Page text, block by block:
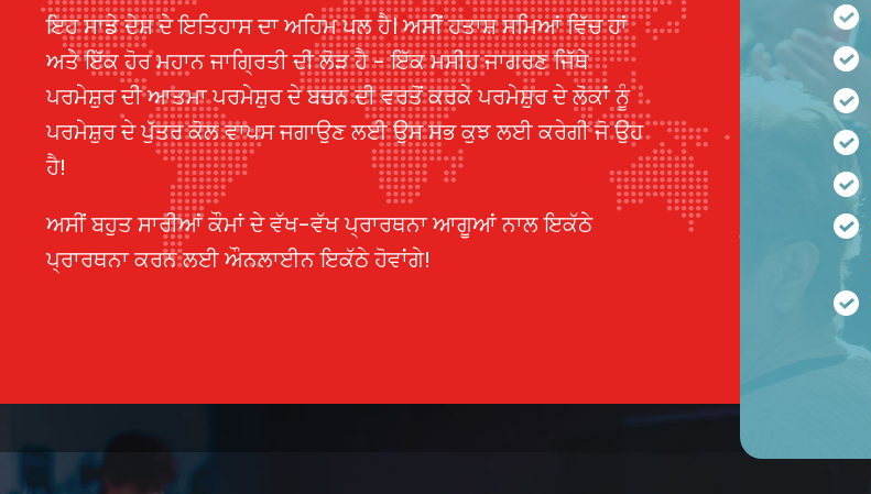
ਇਹ ਸਾਡੇ ਦੇਸ਼ ਦੇ ਇਤਿਹਾਸ ਦਾ ਅਹਿਮ ਪਲ ਹੈ। ਅਸੀਂ ਹਤਾਸ਼ ਸਮਿਆਂ ਵਿੱਚ ਹਾਂ
ਅਤੇ ਇੱਕ ਹੋਰ ਮਹਾਨ ਜਾਗ੍ਰਿਤੀ ਦੀ ਲੋੜ ਹੈ - ਇੱਕ ਮਸੀਹ ਜਾਗਰਣ ਜਿੱਥੇ
ਪਰਮੇਸ਼ੁਰ ਦੀ ਆਤਮਾ ਪਰਮੇਸ਼ੁਰ ਦੇ ਬਚਨ ਦੀ ਵਰਤੋਂ ਕਰਕੇ ਪਰਮੇਸ਼ੁਰ ਦੇ ਲੋਕਾਂ ਨੂੰ
ਪਰਮੇਸ਼ੁਰ ਦੇ ਪੁੱਤਰ ਕੋਲ ਵਾਪਸ ਜਗਾਉਣ ਲਈ ਉਸ ਸਭ ਕੁਝ ਲਈ ਕਰੇਗੀ ਜੋ ਉਹ
ਹੈ!
ਅਸੀਂ ਬਹੁਤ ਸਾਰੀਆਂ ਕੌਮਾਂ ਦੇ ਵੱਖ-ਵੱਖ ਪ੍ਰਾਰਥਨਾ ਆਗੂਆਂ ਨਾਲ ਇਕੱਠੇ
ਪ੍ਰਾਰਥਨਾ ਕਰਨ ਲਈ ਔਨਲਾਈਨ ਇਕੱਠੇ ਹੋਵਾਂਗੇ!